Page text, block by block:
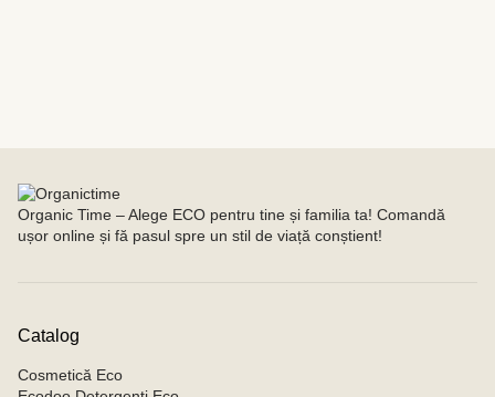
Organic Time – Alege ECO pentru tine și familia ta! Comandă
ușor online și fă pasul spre un stil de viață conștient!
Catalog
Cosmetică Eco